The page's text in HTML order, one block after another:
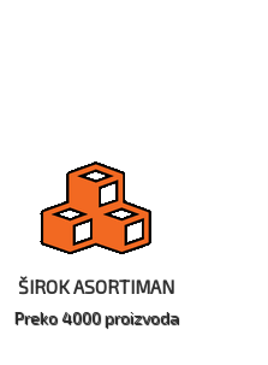
ŠIROK ASORTIMAN
Preko 4000 proizvoda